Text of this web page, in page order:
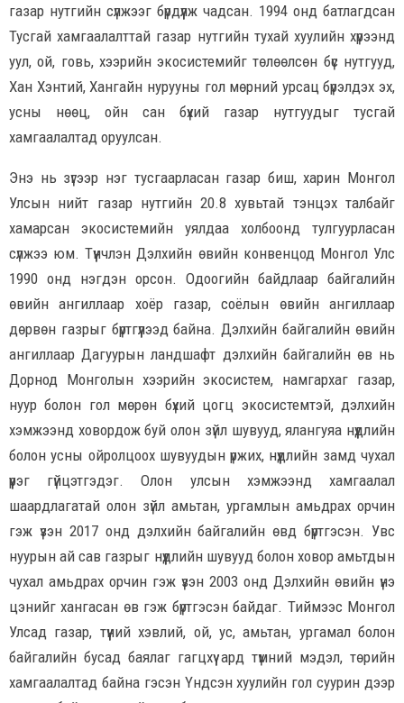
газар нутгийн сүлжээг бүрдүүлж чадсан. 1994 онд батлагдсан
Тусгай хамгаалалттай газар нутгийн тухай хуулийн хүрээнд
уул, ой, говь, хээрийн экосистемийг төлөөлсөн бүс нутгууд,
Хан Хэнтий, Хангайн нурууны гол мөрний урсац бүрэлдэх эх,
усны нөөц, ойн сан бүхий газар нутгуудыг тусгай
хамгаалалтад оруулсан.
Энэ нь зүгээр нэг тусгаарласан газар биш, харин Монгол
Улсын нийт газар нутгийн 20.8 хувьтай тэнцэх талбайг
хамарсан экосистемийн уялдаа холбоонд тулгуурласан
сүлжээ юм. Түүнчлэн Дэлхийн өвийн конвенцод Монгол Улс
1990 онд нэгдэн орсон. Одоогийн байдлаар байгалийн
өвийн ангиллаар хоёр газар, соёлын өвийн ангиллаар
дөрвөн газрыг бүртгүүлээд байна. Дэлхийн байгалийн өвийн
ангиллаар Дагуурын ландшафт дэлхийн байгалийн өв нь
Дорнод Монголын хээрийн экосистем, намгархаг газар,
нуур болон гол мөрөн бүхий цогц экосистемтэй, дэлхийн
хэмжээнд ховордож буй олон зүйл шувууд, ялангуяа нүүдлийн
болон усны ойролцоох шувуудын үржих, нүүдлийн замд чухал
үүрэг гүйцэтгэдэг. Олон улсын хэмжээнд хамгаалал
шаардлагатай олон зүйл амьтан, ургамлын амьдрах орчин
гэж үзэн 2017 онд дэлхийн байгалийн өвд бүртгэсэн. Увс
нуурын ай сав газрыг нүүдлийн шувууд болон ховор амьтдын
чухал амьдрах орчин гэж үзэн 2003 онд Дэлхийн өвийн үнэ
цэнийг хангасан өв гэж бүртгэсэн байдаг. Тиймээс Монгол
Улсад газар, түүний хэвлий, ой, ус, амьтан, ургамал болон
байгалийн бусад баялаг гагцхүү ард түмний мэдэл, төрийн
хамгаалалтад байна гэсэн Үндсэн хуулийн гол суурин дээр